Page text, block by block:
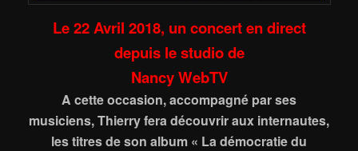
Le 22 Avril 2018, un concert en direct
depuis le studio de
Nancy WebTV
A cette occasion, accompagné par ses
musiciens, Thierry fera découvrir aux internautes,
les titres de son album « La démocratie du